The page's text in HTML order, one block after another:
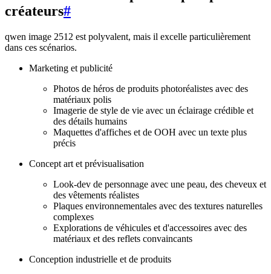
créateurs#
qwen image 2512 est polyvalent, mais il excelle particulièrement
dans ces scénarios.
Marketing et publicité
Photos de héros de produits photoréalistes avec des
matériaux polis
Imagerie de style de vie avec un éclairage crédible et
des détails humains
Maquettes d'affiches et de OOH avec un texte plus
précis
Concept art et prévisualisation
Look-dev de personnage avec une peau, des cheveux et
des vêtements réalistes
Plaques environnementales avec des textures naturelles
complexes
Explorations de véhicules et d'accessoires avec des
matériaux et des reflets convaincants
Conception industrielle et de produits